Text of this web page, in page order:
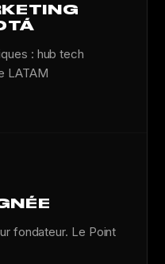
: hub tech
LATAM
fondateur. Le Point